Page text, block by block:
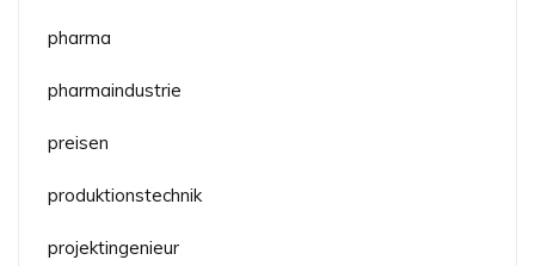
pharma
pharmaindustrie
preisen
produktionstechnik
projektingenieur